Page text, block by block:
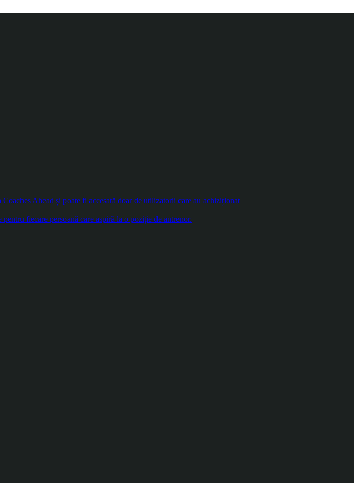
Ahead și poate fi accesată doar de utilizatorii care au achiziționat
fiecare persoană care aspiră la o poziție de antrenor.